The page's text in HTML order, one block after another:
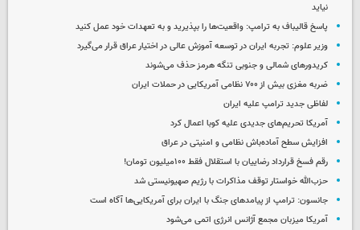
نیاید
پاسخ قالیباف به ترامپ: واقعیت‌ها را بپذیرید و به تعهدات خود عمل کنید
وزیر علوم: تجربه ایران در توسعه آموزش عالی در اختیار عراق قرار می‌گیرد
کریدورهای شمالی و جنوبی تنگه هرمز حذف می‌شوند
ضربه مغزی بیش از ۷۰۰ نظامی آمریکایی در حملات ایران
لفاظی جدید ترامپ علیه ایران
آمریکا تحریم‌های جدیدی علیه کوبا اعمال کرد
افزایش سطح آماده‌باش نظامی و امنیتی در عراق
رقم فسخ قرارداد رضاییان با استقلال فقط ۱۰۰میلیون تومان!
حزب‌الله خواستار توقف مذاکرات با رژیم صهیونیستی شد
جانسون: ترامپ از پیامدهای جنگ با ایران برای آمریکایی‌ها آگاه است
آمریکا میزبان مجمع آژانس انرژی اتمی می‌شود